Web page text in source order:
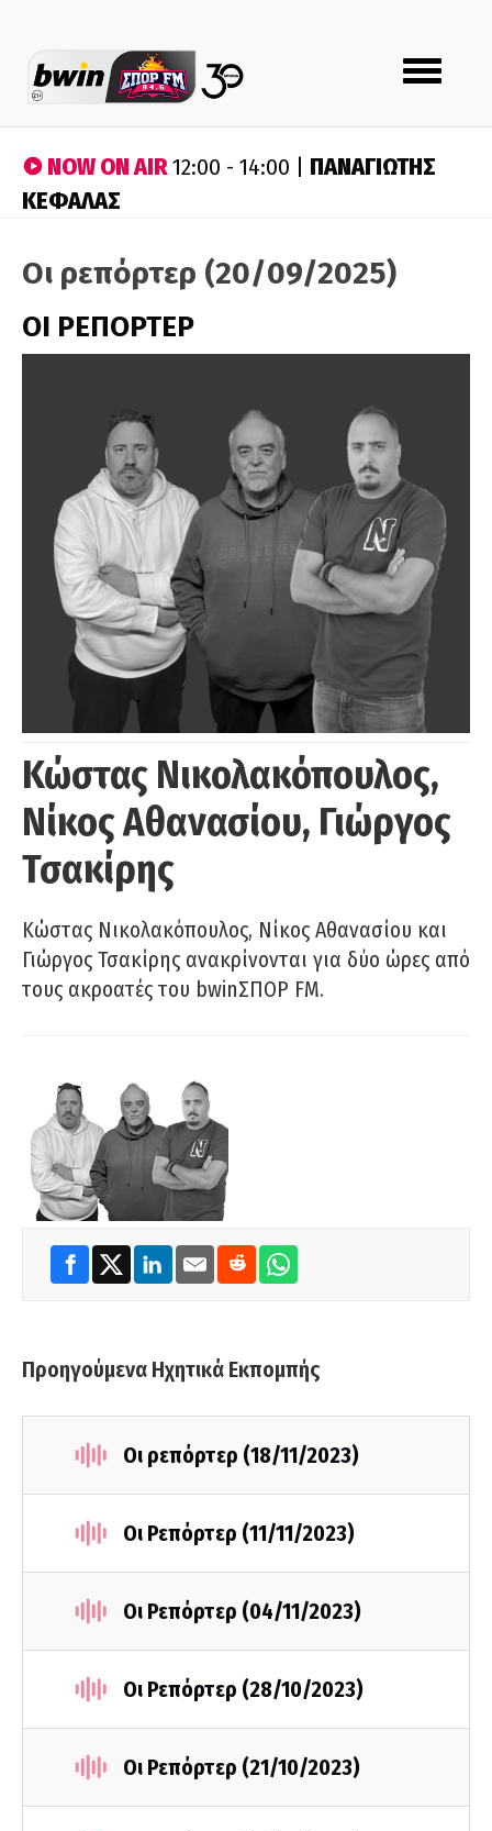
Toggle
navigation
NOW ON AIR12:00 - 14:00 | ΠΑΝΑΓΙΩΤΗΣ
ΚΕΦΑΛΑΣ
Οι ρεπόρτερ (20/09/2025)
ΟΙ ΡΕΠΟΡΤΕΡ
Κώστας Νικολακόπουλος,
Νίκος Αθανασίου, Γιώργος
Τσακίρης
Κώστας Νικολακόπουλος, Νίκος Αθανασίου και
Γιώργος Τσακίρης ανακρίνονται για δύο ώρες από
τους ακροατές του bwinΣΠΟΡ FM.
Προηγούμενα Ηχητικά Εκπομπής
Οι ρεπόρτερ (18/11/2023)
Οι Ρεπόρτερ (11/11/2023)
Οι Ρεπόρτερ (04/11/2023)
Οι Ρεπόρτερ (28/10/2023)
Οι Ρεπόρτερ (21/10/2023)